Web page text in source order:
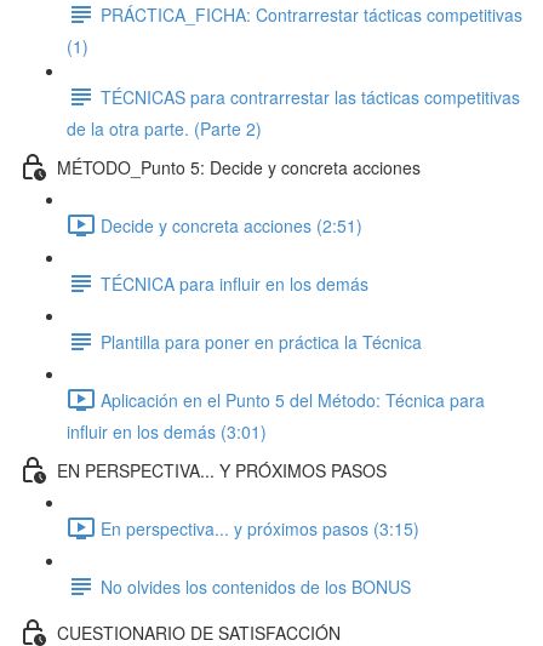
PRÁCTICA_FICHA: Contrarrestar tácticas competitivas
(1)
TÉCNICAS para contrarrestar las tácticas competitivas
de la otra parte. (Parte 2)
MÉTODO_Punto 5: Decide y concreta acciones
Decide y concreta acciones (2:51)
TÉCNICA para influir en los demás
Plantilla para poner en práctica la Técnica
Aplicación en el Punto 5 del Método: Técnica para
influir en los demás (3:01)
EN PERSPECTIVA... Y PRÓXIMOS PASOS
En perspectiva... y próximos pasos (3:15)
No olvides los contenidos de los BONUS
CUESTIONARIO DE SATISFACCIÓN